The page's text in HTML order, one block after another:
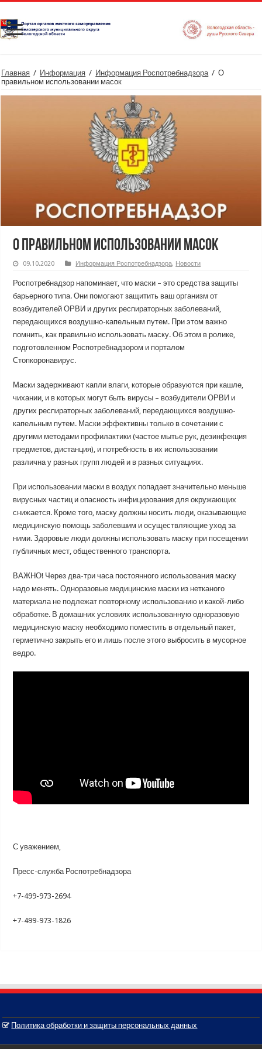
Главная / Информация / Информация Роспотребнадзора / О
правильном использовании масок
О правильном использовании масок
09.10.2020 Информация Роспотребнадзора, Новости
Роспотребнадзор напоминает, что маски – это средства защиты
барьерного типа. Они помогают защитить ваш организм от
возбудителей ОРВИ и других респираторных заболеваний,
передающихся воздушно-капельным путем. При этом важно
помнить, как правильно использовать маску. Об этом в ролике,
подготовленном Роспотребнадзором и порталом
Стопкоронавирус.
Маски задерживают капли влаги, которые образуются при кашле,
чихании, и в которых могут быть вирусы – возбудители ОРВИ и
других респираторных заболеваний, передающихся воздушно-
капельным путем. Маски эффективны только в сочетании с
другими методами профилактики (частое мытье рук, дезинфекция
предметов, дистанция), и потребность в их использовании
различна у разных групп людей и в разных ситуациях.
При использовании маски в воздух попадает значительно меньше
вирусных частиц и опасность инфицирования для окружающих
снижается. Кроме того, маску должны носить люди, оказывающие
медицинскую помощь заболевшим и осуществляющие уход за
ними. Здоровые люди должны использовать маску при посещении
публичных мест, общественного транспорта.
ВАЖНО! Через два-три часа постоянного использования маску
надо менять. Одноразовые медицинские маски из нетканого
материала не подлежат повторному использованию и какой-либо
обработке. В домашних условиях использованную одноразовую
медицинскую маску необходимо поместить в отдельный пакет,
герметично закрыть его и лишь после этого выбросить в мусорное
ведро.
С уважением,
Пресс-служба Роспотребнадзора
+7-499-973-2694
+7-499-973-1826
Политика обработки и защиты персональных данных